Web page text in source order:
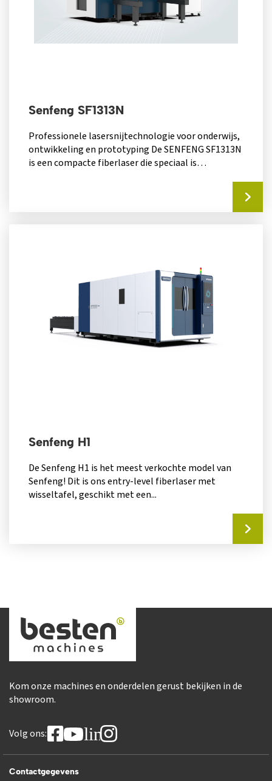
Senfeng SF1313N
Professionele lasersnijtechnologie voor onderwijs,
ontwikkeling en prototyping De SENFENG SF1313N
is een compacte fiberlaser die speciaal is
Senfeng H1
De Senfeng H1 is het meest verkochte model van
Senfeng! Dit is ons entry-level fiberlaser met
wisseltafel, geschikt met een...
Kom onze machines en onderdelen gerust bekijken in de
showroom.
Volg ons: linkedin
Contactgegevens